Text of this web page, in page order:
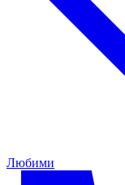
Любими